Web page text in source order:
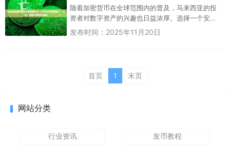
随着加密货币在全球范围内的普及，马来西亚的投
资者对数字资产的兴趣也日益浓厚。选择一个安
全、合规且适合自身需求的交易所，是投资成功的
发布时间：2025年11月20日
首页 1 末页
网站分类
行业资讯 发币教程